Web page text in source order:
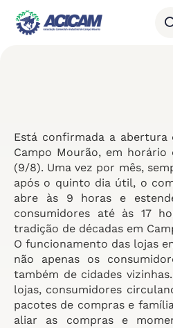
Está confirmada a
Campo Mourão, em horário
(9/8). Uma vez por mês,
após o quinto dia útil, o
abre às 9 horas e
consumidores até às 17
tradição de décadas em
O funcionamento das lojas
não apenas os
também de cidades
lojas, consumidores
pacotes de compras e
aliar as compras e